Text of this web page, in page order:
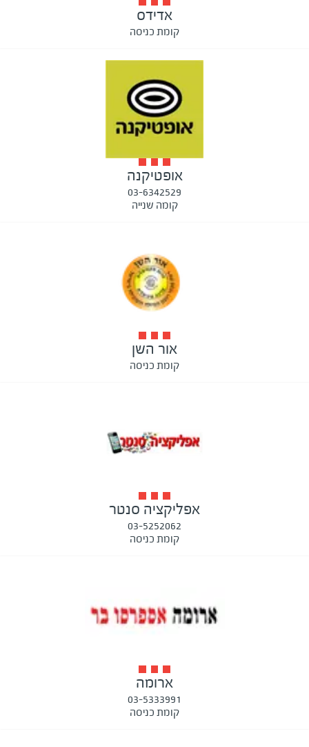
אדידס
קומת כניסה
אופטיקנה
03-6342529
קומה שנייה
אור השן
קומת כניסה
אפליקציה סנטר
03-5252062
קומת כניסה
ארומה
03-5333991
קומת כניסה